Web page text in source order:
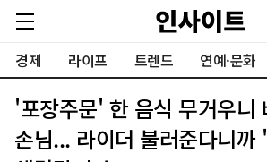
경제 라이프 트렌드 연예·문화
'포장주문' 한 음식 무거우니
손님... 라이더 불러준다니까